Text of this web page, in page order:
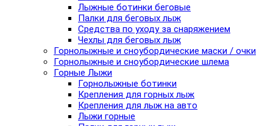
Лыжные ботинки беговые
Палки для беговых лыж
Средства по уходу за снаряжением
Чехлы для беговых лыж
Горнолыжные и сноубордические маски / очки
Горнолыжные и сноубордические шлема
Горные Лыжи
Горнолыжные ботинки
Крепления для горных лыж
Крепления для лыж на авто
Лыжи горные